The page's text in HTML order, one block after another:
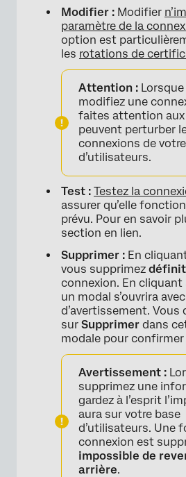
Modifier : Modifier
paramètre de la
option est
les rotations de
Attention :
modifiez une
faites attention
peuvent perturber
connexions de
d’utilisateurs.
Test : Testez la
assurer qu’elle
prévu. Pour en savoir
section en lien.
Supprimer : En
vous supprimez
connexion. En
un modal s’ouvrira
d’avertissement. Vous
sur Supprimer dans
modale pour confirmer
Avertissement :
supprimez une
gardez à l’esprit
aura sur votre base
d’utilisateurs. Une
connexion est
impossible de
arrière.